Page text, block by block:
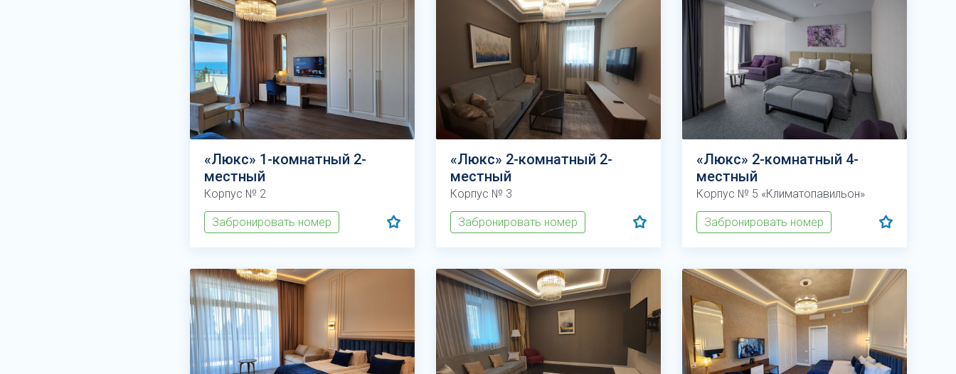
«Люкс» 1-комнатный 2-
местный
Корпус № 2
Забронировать номер
«Люкс» 2-комнатный 2-
местный
Корпус № 3
Забронировать номер
«Люкс» 2-комнатный 4-
местный
Корпус № 5 «Климатопавильон»
Забронировать номер